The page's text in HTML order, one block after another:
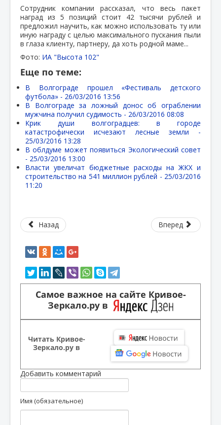
Сотрудник компании рассказал, что весь пакет
наград из 5 позиций стоит 42 тысячи рублей и
предложил научить, как можно использовать ту или
иную награду с целью максимального пускания пыли
в глаза клиенту, партнеру, да хоть родной маме...
Фото: ИА "Высота 102"
Еще по теме:
В Волгограде прошел «Фестиваль детского
футбола» - 26/03/2016 13:56
В Волгограде за ложный донос об ограблении
мужчина получил судимость - 26/03/2016 08:08
Крик души волгоградцев: в городе
катастрофически исчезают лесные земли -
25/03/2016 13:28
В облдуме может появиться Экологический совет
- 25/03/2016 13:00
Власти увеличат бюджетные расходы на ЖКХ и
строительство на 541 миллион рублей - 25/03/2016
11:20
Назад Вперед
Самое важное на сайте Кривое-
Зеркало.ру в
Читать Кривое-
Зеркало.ру в
Добавить комментарий
Имя (обязательное)